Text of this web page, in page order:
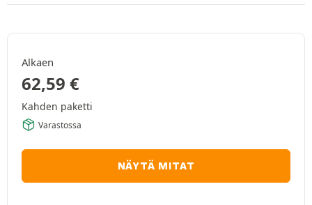
Alkaen
62,59 €
Kahden paketti
Varastossa
NÄYTÄ MITAT